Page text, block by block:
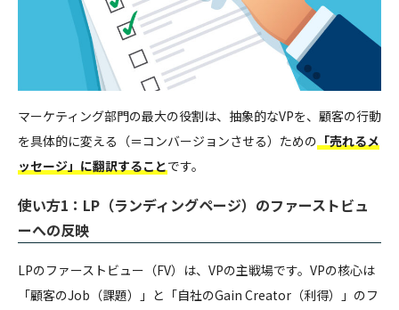
マーケティング部門の最大の役割は、抽象的なVPを、顧客の行動
を具体的に変える（＝コンバージョンさせる）ための「売れるメ
ッセージ」に翻訳することです。
使い方1：LP（ランディングページ）のファーストビュ
ーへの反映
LPのファーストビュー（FV）は、VPの主戦場です。VPの核心は
「顧客のJob（課題）」と「自社のGain Creator（利得）」のフ